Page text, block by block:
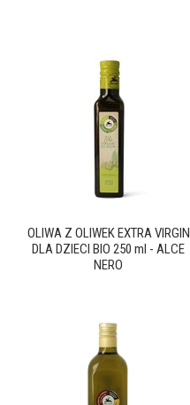
OLIWA Z OLIWEK EXTRA VIRGIN
DLA DZIECI BIO 250 ml - ALCE
NERO